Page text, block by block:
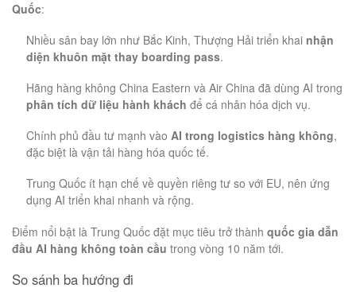
Quốc:
Nhiều sân bay lớn như Bắc Kinh, Thượng Hải triển khai nhận
diện khuôn mặt thay boarding pass.
Hãng hàng không China Eastern và Air China đã dùng AI trong
phân tích dữ liệu hành khách để cá nhân hóa dịch vụ.
Chính phủ đầu tư mạnh vàoAI trong logistics hàng không,
đặc biệt là vận tải hàng hóa quốc tế.
Trung Quốc ít hạn chế về quyền riêng tư so với EU, nên ứng
dụng AI triển khai nhanh và rộng.
Điểm nổi bật là Trung Quốc đặt mục tiêu trở thành quốc gia dẫn
đầu AI hàng không toàn cầu trong vòng 10 năm tới.
So sánh ba hướng đi